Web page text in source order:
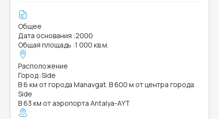
Общее
Дата основания :2000
Общая площадь :1 000 кв.м.
Расположение
Город :Side
В 6 км от города Manavgat. В 600 м от центра города
Side
В 63 км от аэропорта Antalya-AYT